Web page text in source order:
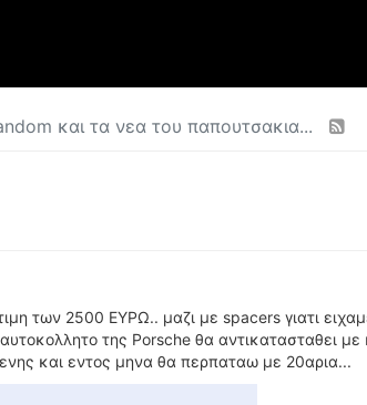
και τα νεα του παπουτσακια...
των 2500 ΕΥΡΩ.. μαζι με spacers γιατι
της Porsche θα αντικατασταθει με
και εντος μηνα θα περπαταω με 20αρια...